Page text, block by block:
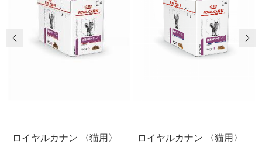
ロイヤルカナン 〈猫用〉
ロイヤルカナン 〈猫用〉
前の画像 次